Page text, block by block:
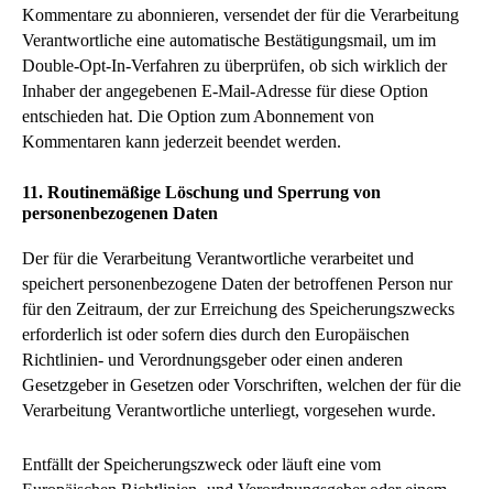
Kommentare zu abonnieren, versendet der für die Verarbeitung
Verantwortliche eine automatische Bestätigungsmail, um im
Double-Opt-In-Verfahren zu überprüfen, ob sich wirklich der
Inhaber der angegebenen E-Mail-Adresse für diese Option
entschieden hat. Die Option zum Abonnement von
Kommentaren kann jederzeit beendet werden.
11. Routinemäßige Löschung und Sperrung von
personenbezogenen Daten
Der für die Verarbeitung Verantwortliche verarbeitet und
speichert personenbezogene Daten der betroffenen Person nur
für den Zeitraum, der zur Erreichung des Speicherungszwecks
erforderlich ist oder sofern dies durch den Europäischen
Richtlinien- und Verordnungsgeber oder einen anderen
Gesetzgeber in Gesetzen oder Vorschriften, welchen der für die
Verarbeitung Verantwortliche unterliegt, vorgesehen wurde.
Entfällt der Speicherungszweck oder läuft eine vom